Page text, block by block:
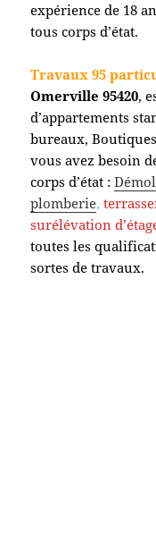
expérience de 18
tous corps d’état.
Travaux 95
Omerville 95420,
d’appartements
bureaux,
vous avez besoin
corps d’état :
plomberie,
surélévation
toutes les
sortes de travaux.